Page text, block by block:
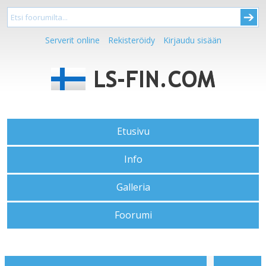
Serverit online Rekisteröidy Kirjaudu sisään
Etusivu
Info
Galleria
Foorumi